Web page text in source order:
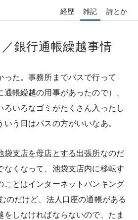
経歴 雑記 詩とか
銀行通帳繰越事情
った。事務所までバスで行って
通帳繰越の用事があったので）、
ろいろなゴミがたくさん入ったし
う日はバスの方がいいなあ。
袋支店を母店とする出張所なのだ
なくなって、池袋支店内に移転す
ことはインターネットバンキング
のだけど、法人口座の通帳がある
をしなければならないので、たま